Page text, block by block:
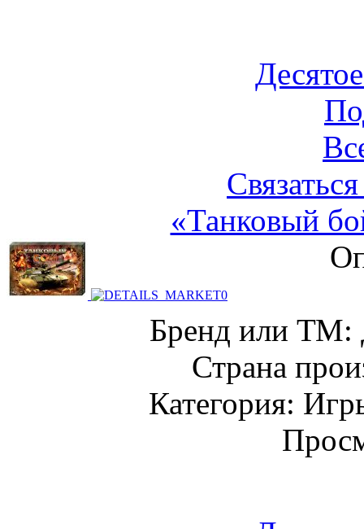
«Танковый
Бренд или ТМ:
Страна
Категория: